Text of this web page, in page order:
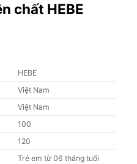
chất HEBE
HEBE
Việt Nam
Việt Nam
100
120
Trẻ em từ 06 tháng tuổi